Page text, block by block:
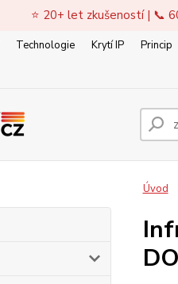
⭐ 20+ let zkušeností | 📞
Technologie Krytí IP Princip
Úvod